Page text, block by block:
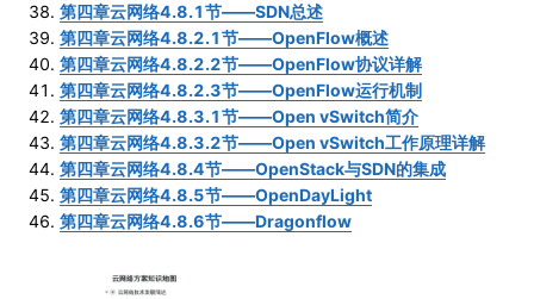
第四章云网络4.8.1节——SDN总述
第四章云网络4.8.2.1节——OpenFlow概述
第四章云网络4.8.2.2节——OpenFlow协议详解
第四章云网络4.8.2.3节——OpenFlow运行机制
第四章云网络4.8.3.1节——Open vSwitch简介
第四章云网络4.8.3.2节——Open vSwitch工作原理详解
第四章云网络4.8.4节——OpenStack与SDN的集成
第四章云网络4.8.5节——OpenDayLight
第四章云网络4.8.6节——Dragonflow